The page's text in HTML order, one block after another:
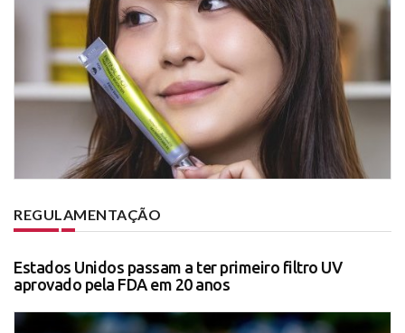
REGULAMENTAÇÃO
Estados Unidos passam a ter primeiro filtro UV
aprovado pela FDA em 20 anos